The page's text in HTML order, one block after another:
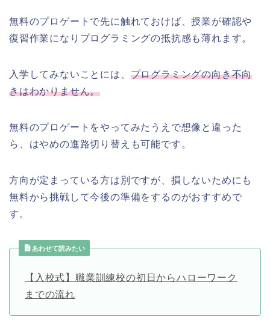
無料のプロゲートで先に触れておけば、授業が確認や
復習作業になりプログラミングの抵抗感も薄れます。
入学してみないことには、 プログラミングの向き不向
きはわかりません。
無料のプロゲートをやってみたうえで想像と違った
ら、はやめの進路切り替えも可能です。
方向が定まっている方は別ですが、損しないためにも
無料から挑戦して今後の準備をするのがおすすめで
す。
あわせて読みたい
【入校式】職業訓練校の初日からハローワーク
までの流れ